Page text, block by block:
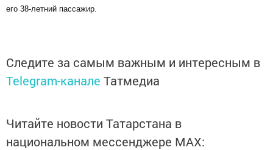
его 38-летний пассажир.
Следите за самым важным и интересным в
Telegram-канале Татмедиа
Читайте новости Татарстана в
национальном мессенджере MАХ: